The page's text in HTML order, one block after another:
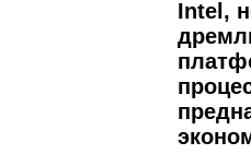
Intel,